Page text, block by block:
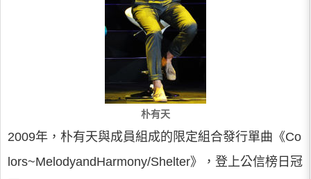
朴有天
2009年，朴有天與成員組成的限定組合發行單曲《Co
lors~MelodyandHarmony/Shelter》，登上公信榜日冠